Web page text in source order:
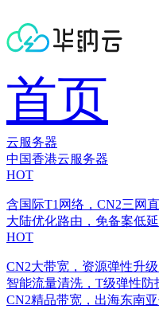
首页
云服务器
中国香港云服务器
HOT
含国际T1网络，CN2三网
大陆优化路由，免备案低
HOT
CN2大带宽，资源弹性升级
智能流量清洗，T级弹性防
CN2精品带宽，出海东南